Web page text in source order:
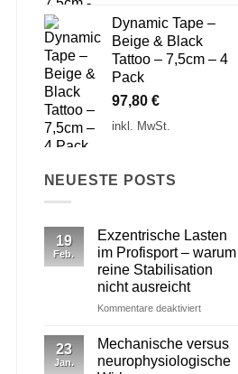
Dynamic Tape –
Beige & Black
Tattoo – 7,5cm – 4
Pack
97,80 €
inkl. MwSt.
NEUESTE POSTS
19
Feb.
Exzentrische Lasten
im Profisport – warum
reine Stabilisation
nicht ausreicht
Kommentare deaktiviertfür
Profisport
23
Jan.
Mechanische versus
neurophysiologische